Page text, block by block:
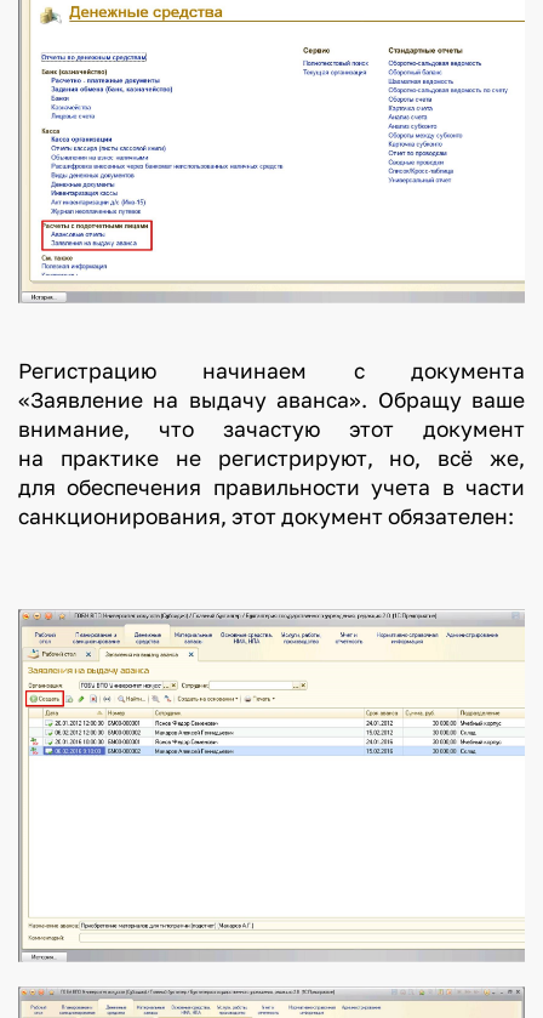
Регистрацию начинаем с документа
«Заявление на выдачу аванса». Обращу ваше
внимание, что зачастую этот документ
на практике не регистрируют, но, всё же,
для обеспечения правильности учета в части
санкционирования, этот документ обязателен: